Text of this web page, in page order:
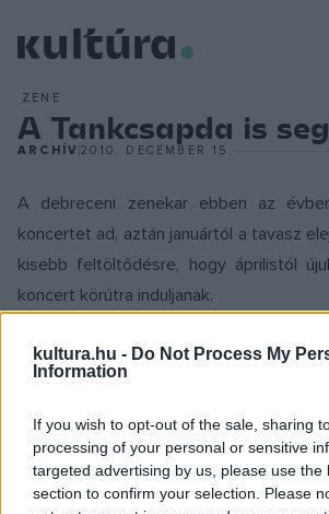
kultura.hu - Do Not Process My
Information
If you wish to opt-out of the sale, sharing
processing of your personal or sensitive
targeted advertising by us, please use the
section to confirm your selection. Please
ZENE
A Tankcsapda is
ARCHÍV2010. DECEMBER 15.
A debreceni zenekar ebben az
koncertet ad, aztán januártól a tavasz
kisebb feltöltődésre, hogy áprilistól
koncert körútra induljanak.
A pihenésre szánt hónapok azonban
frontemberére,Lukács László ra
is vár, bal térde keresztszalag
műteni. Persze ez a sérülés nem
menetét, a teltházas ajkai és keceli